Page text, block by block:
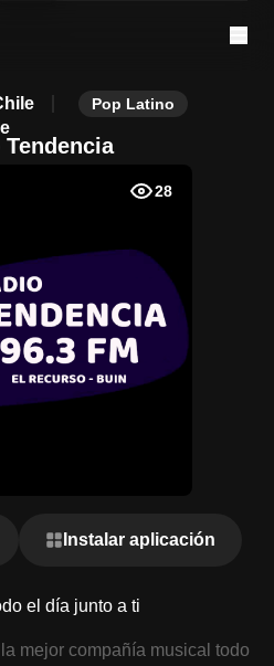
Pop Latino
Tendencia
28
el día junto a ti
mejor compañía musical todo
Instalar aplicación